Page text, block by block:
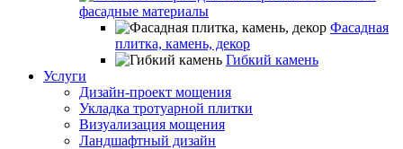
фасадные материалы
Фасадная
плитка, камень, декор
Гибкий камень
Услуги
Дизайн-проект мощения
Укладка тротуарной плитки
Визуализация мощения
Ландшафтный дизайн